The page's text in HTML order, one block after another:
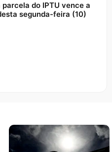
do IPTU vence a
segunda-feira (10)